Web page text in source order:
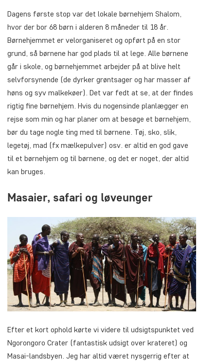
Dagens første stop var det lokale børnehjem Shalom,
hvor der bor 68 børn i alderen 8 måneder til 18 år.
Børnehjemmet er velorganiseret og opført på en stor
grund, så børnene har god plads til at lege. Alle børnene
går i skole, og børnehjemmet arbejder på at blive helt
selvforsynende (de dyrker grøntsager og har masser af
høns og syv malkekøer). Det var fedt at se, at der findes
rigtig fine børnehjem. Hvis du nogensinde planlægger en
rejse som min og har planer om at besøge et børnehjem,
bør du tage nogle ting med til børnene. Tøj, sko, slik,
legetøj, mad (fx mælkepulver) osv. er altid en god gave
til et børnehjem og til børnene, og det er noget, der altid
kan bruges.
Masaier, safari og løveunger
Efter et kort ophold kørte vi videre til udsigtspunktet ved
Ngorongoro Crater (fantastisk udsigt over krateret) og
Masai-landsbyen. Jeg har altid været nysgerrig efter at